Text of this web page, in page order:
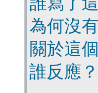
為何沒
關於這
誰反應？